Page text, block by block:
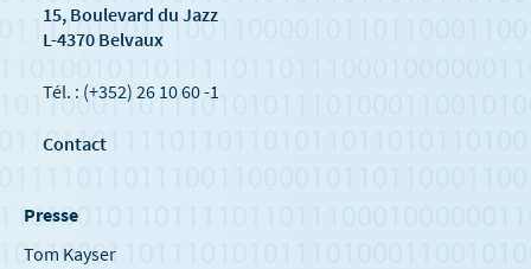
15, Boulevard du Jazz
L-4370 Belvaux
Tél. : (+352) 26 10 60 -1
Contact
Presse
Tom Kayser